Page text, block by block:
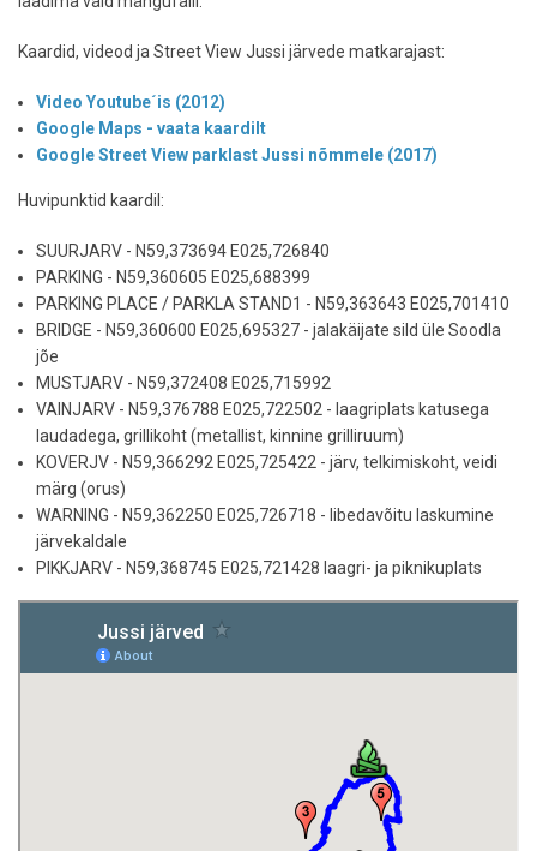
Kaardid, videod ja Street View Jussi järvede matkarajast:
Video Youtube´is (2012)
Google Maps - vaata kaardilt
Google Street View parklast Jussi nõmmele (2017)
Huvipunktid kaardil:
SUURJARV - N59,373694 E025,726840
PARKING - N59,360605 E025,688399
PARKING PLACE / PARKLA STAND1 - N59,363643 E025,701410
BRIDGE - N59,360600 E025,695327 - jalakäijate sild üle Soodla
jõe
MUSTJARV - N59,372408 E025,715992
VAINJARV - N59,376788 E025,722502 - laagriplats katusega
laudadega, grillikoht (metallist, kinnine grilliruum)
KOVERJV - N59,366292 E025,725422 - järv, telkimiskoht, veidi
märg (orus)
WARNING - N59,362250 E025,726718 - libedavõitu laskumine
järvekaldale
PIKKJARV - N59,368745 E025,721428 laagri- ja piknikuplats